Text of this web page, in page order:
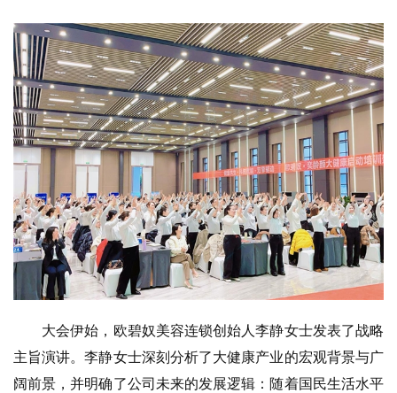
大会伊始，欧碧奴美容连锁创始人李静女士发表了战略
主旨演讲。李静女士深刻分析了大健康产业的宏观背景与广
阔前景，并明确了公司未来的发展逻辑：随着国民生活水平